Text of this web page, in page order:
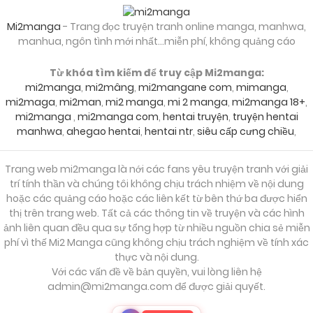
Chapter 1242 02/12/2025
Chapter 1241 02/12/2025
Chapter 1240
Chapter 1239 02/12/2025
Chapter 1238 02/12/2025
02/12/2025
Mi2manga - Trang đọc truyện tranh online manga, manhwa,
manhua, ngôn tình mới nhất...miễn phí, không quảng cáo
Từ khóa tìm kiếm để truy cập Mi2manga:
mi2manga, mi2mâng, mi2mangane com, mimanga,
mi2maga, mi2man, mi2 manga, mi 2 manga, mi2manga 18+,
mi2manga , mi2manga com, hentai truyện, truyện hentai
manhwa, ahegao hentai, hentai ntr, siêu cấp cưng chiều,
Trang web mi2manga là nới các fans yêu truyện tranh với giải
trí tính thần và chúng tôi không chịu trách nhiệm về nội dung
hoặc các quảng cáo hoặc các liên kết từ bên thứ ba được hiển
thị trên trang web. Tất cả các thông tin về truyện và các hình
ảnh liên quan đều qua sự tổng hợp từ nhiều nguồn chia sẻ miễn
phí vì thế Mi2 Manga cũng không chịu trách nghiệm về tính xác
thực và nội dung.
Với các vấn đề về bản quyền, vui lòng liên hệ
admin@mi2manga.com để được giải quyết.